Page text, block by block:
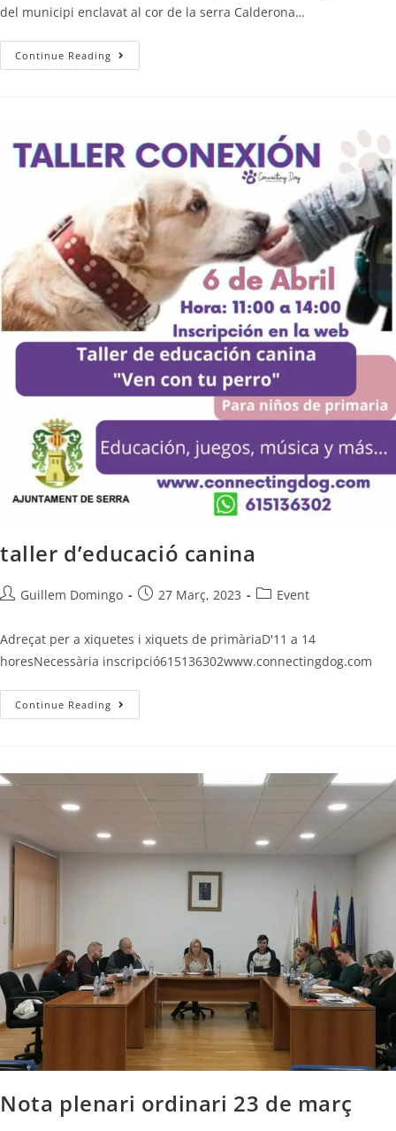
del municipi enclavat al cor de la serra Calderona…
Continue Reading
taller d’educació canina
Guillem Domingo 27 Març, 2023 Event
Adreçat per a xiquetes i xiquets de primàriaD'11 a 14
horesNecessària inscripció615136302www.connectingdog.com
Continue Reading
Nota plenari ordinari 23 de març